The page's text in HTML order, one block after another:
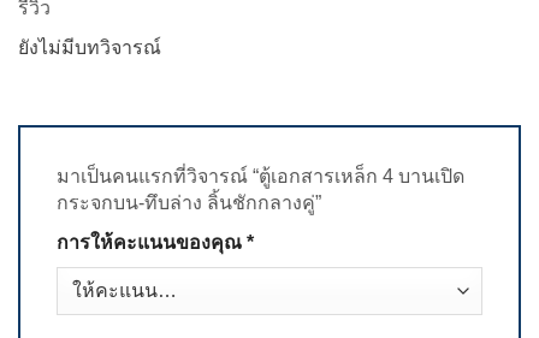
รีวิว
ยังไม่มีบทวิจารณ์
มาเป็นคนแรกที่วิจารณ์ “ตู้เอกสารเหล็ก 4 บานเปิด
กระจกบน-ทึบล่าง ลิ้นชักกลางคู่”
การให้คะแนนของคุณ *